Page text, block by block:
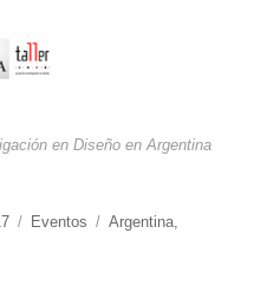
en Diseño en Argentina
Categorías
Eventos Etiquetas
Argentina,